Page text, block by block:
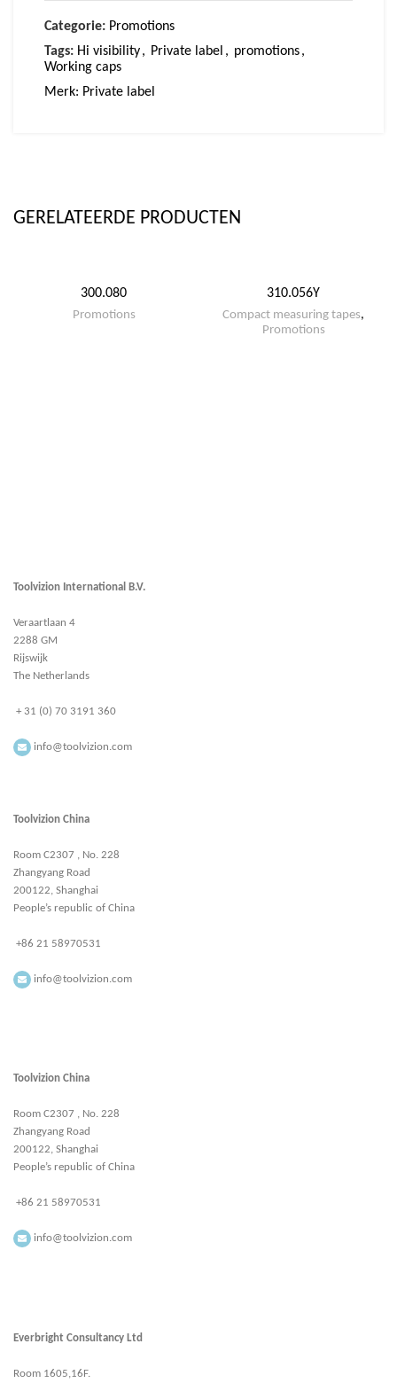
Categorie: Promotions
Tags: Hi visibility, Private label , promotions,
Working caps
Merk: Private label
GERELATEERDE PRODUCTEN
300.080
Promotions
310.056Y
Compact measuring tapes,
Promotions
Toolvizion International B.V.
Veraartlaan 4
2288 GM
Rijswijk
The Netherlands
+ 31 (0) 70 3191 360
info@toolvizion.com
Toolvizion China
Room C2307 , No. 228
Zhangyang Road
200122, Shanghai
People’s republic of China
+86 21 58970531
info@toolvizion.com
Toolvizion China
Room C2307 , No. 228
Zhangyang Road
200122, Shanghai
People’s republic of China
+86 21 58970531
info@toolvizion.com
Everbright Consultancy Ltd
Room 1605,16F.